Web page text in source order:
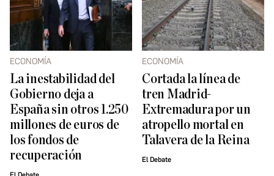
ECONOMÍA
La inestabilidad del
Gobierno deja a
España sin otros 1.250
millones de euros de
los fondos de
recuperación
ECONOMÍA
Cortada la línea de
tren Madrid-
Extremadura por un
atropello mortal en
Talavera de la Reina
El Debate